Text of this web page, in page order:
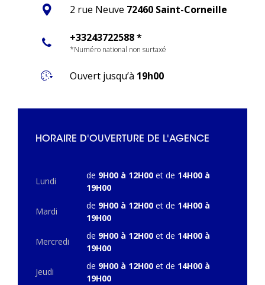
2 rue Neuve 72460 Saint-Corneille
+33243722588 *
*Numéro national non surtaxé
Ouvert jusqu’à 19h00
HORAIRE D'OUVERTURE DE L'AGENCE
Lundi
de 9H00 à 12H00 et de 14H00 à
19H00
Mardi
de 9H00 à 12H00 et de 14H00 à
19H00
Mercredi
de 9H00 à 12H00 et de 14H00 à
19H00
Jeudi
de 9H00 à 12H00 et de 14H00 à
19H00